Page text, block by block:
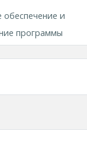
и
программы